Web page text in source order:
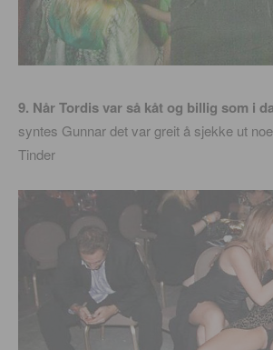
9. Når Tordis var så kåt og billig som i
syntes Gunnar det var greit å sjekke ut
Tinder